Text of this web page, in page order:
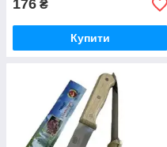
176 ₴
Купити